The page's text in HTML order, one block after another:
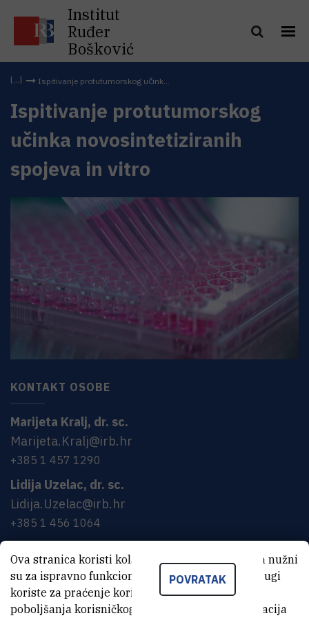
Institut
Ruđer
Bošković
Ispitivanje protutumorskog učink...
Ispitivanje protutumorskog
učinka novosintetiziranih
spojeva in vitro
KONTAKT OSOBE
Marijeta Kralj, dr. sc.
Marijeta.Kralj@irb.hr
+385 1 457 1290
Lidija Uzelac, dr. sc.
Lidija.Uzelac@irb.hr
+385 1 456 1064
KATEGORIJA
Farmaceutska industrija
POVRATAK
Ova stranica koristi kolačiće. Neki od tih kolačića nužni
su za ispravno funkcioniranje stranice, dok se drugi
koriste za praćenje korištenja stranice radi
poboljšanja korisničkog iskustva. Za više informacija